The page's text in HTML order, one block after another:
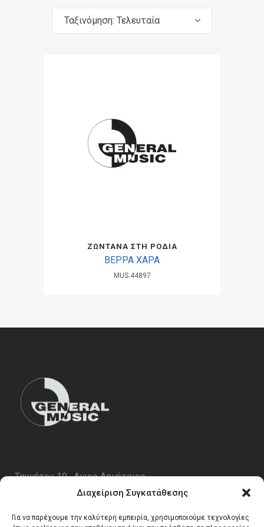
Διαχείριση Συγκατάθεσης
Για να παρέχουμε την καλύτερη εμπειρία, χρησιμοποιούμε τεχνολογίες
Ταξινόμηση: Τελευταία
ΖΩΝΤΑΝΑ ΣΤΗ ΡΟΔΙΑ
ΒΕΡΡΑ ΧΑΡΑ
MUS.44897
Ταυγέτου 19 , Αγιος Δημήτριος
email:info@generalmusic.gr